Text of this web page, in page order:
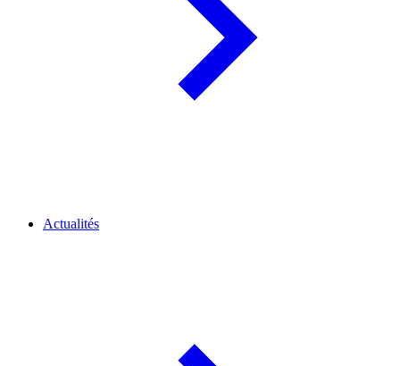
Actualités